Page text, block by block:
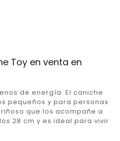
Toy en venta en
de energía. El caniche
pequeños y para personas
que los acompañe a
28 cm y es ideal para vivir